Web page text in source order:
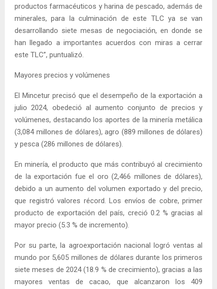
productos farmacéuticos y harina de pescado, además de
minerales, para la culminación de este TLC ya se van
desarrollando siete mesas de negociación, en donde se
han llegado a importantes acuerdos con miras a cerrar
este TLC”, puntualizó.
Mayores precios y volúmenes
El Mincetur precisó que el desempeño de la exportación a
julio 2024, obedeció al aumento conjunto de precios y
volúmenes, destacando los aportes de la minería metálica
(3,084 millones de dólares), agro (889 millones de dólares)
y pesca (286 millones de dólares).
En minería, el producto que más contribuyó al crecimiento
de la exportación fue el oro (2,466 millones de dólares),
debido a un aumento del volumen exportado y del precio,
que registró valores récord. Los envíos de cobre, primer
producto de exportación del país, creció 0.2 % gracias al
mayor precio (5.3 % de incremento).
Por su parte, la agroexportación nacional logró ventas al
mundo por 5,605 millones de dólares durante los primeros
siete meses de 2024 (18.9 % de crecimiento), gracias a las
mayores ventas de cacao, que alcanzaron los 409